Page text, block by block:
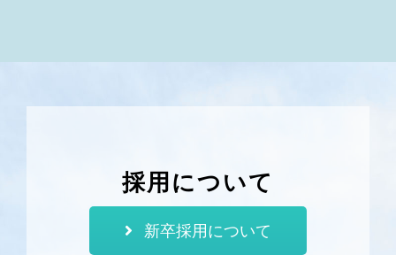
採用について
新卒採用について